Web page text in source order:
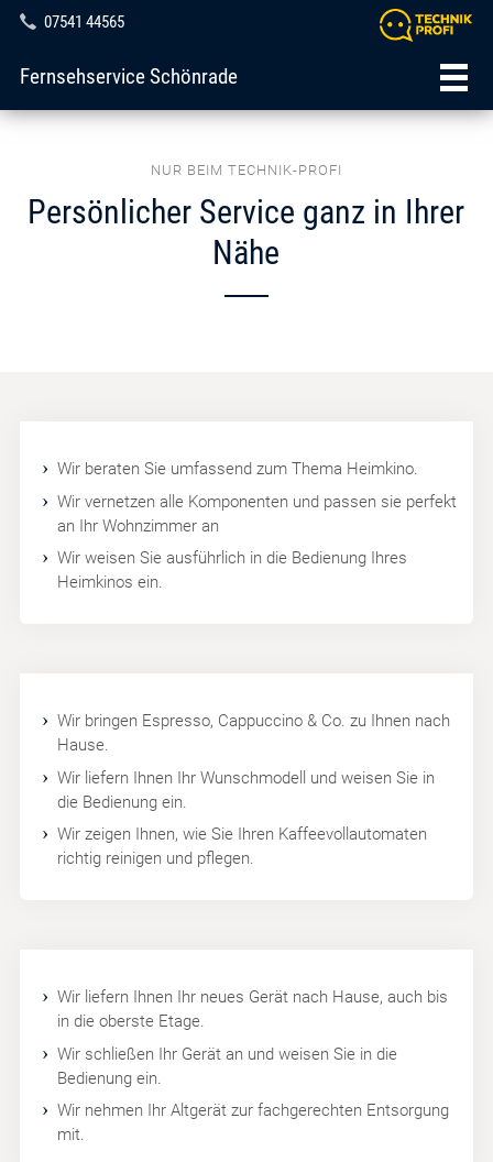
07541 44565
Fernsehservice Schönrade
NUR BEIM TECHNIK-PROFI
Persönlicher Service ganz in Ihrer
Nähe
Wir beraten Sie umfassend zum Thema Heimkino.
Wir vernetzen alle Komponenten und passen sie perfekt
an Ihr Wohnzimmer an
Wir weisen Sie ausführlich in die Bedienung Ihres
Heimkinos ein.
Wir bringen Espresso, Cappuccino & Co. zu Ihnen nach
Hause.
Wir liefern Ihnen Ihr Wunschmodell und weisen Sie in
die Bedienung ein.
Wir zeigen Ihnen, wie Sie Ihren Kaffeevollautomaten
richtig reinigen und pflegen.
Wir liefern Ihnen Ihr neues Gerät nach Hause, auch bis
in die oberste Etage.
Wir schließen Ihr Gerät an und weisen Sie in die
Bedienung ein.
Wir nehmen Ihr Altgerät zur fachgerechten Entsorgung
mit.